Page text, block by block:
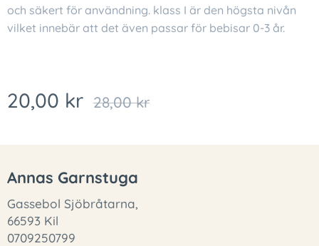
och säkert för användning. klass I är den högsta nivån
vilket innebär att det även passar för bebisar 0-3 år.
20,00 kr 28,00kr
Annas Garnstuga
Gassebol Sjöbråtarna,
66593 Kil
0709250799